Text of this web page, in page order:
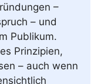
–
– und
Publikum.
Prinzipien,
– auch wenn